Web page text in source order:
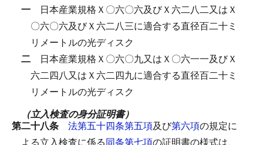
一 日本産業規格Ｘ〇六〇六及びＸ六二八二又はＸ
〇六〇六及びＸ六二八三に適合する直径百二十ミ
リメートルの光ディスク
二 日本産業規格Ｘ〇六〇九又はＸ〇六一一及びＸ
六二四八又はＸ六二四九に適合する直径百二十ミ
リメートルの光ディスク
（立入検査の身分証明書）
第二十八条 法第五十四条第五項及び第六項の規定に
よる立入検査に係る同条第七項の証明書の様式は、